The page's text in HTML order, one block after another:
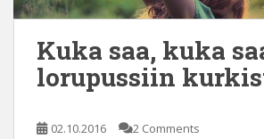
Kuka saa, kuka
lorupussiin
02.10.2016 2 Comments